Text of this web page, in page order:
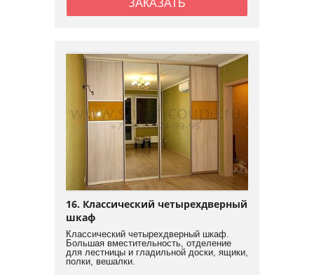
ЗАКАЗАТЬ
16. Классический четырехдверный
шкаф
Классический четырехдверный шкаф.
Большая вместительность, отделение
для лестницы и гладильной доски, ящики,
полки, вешалки.